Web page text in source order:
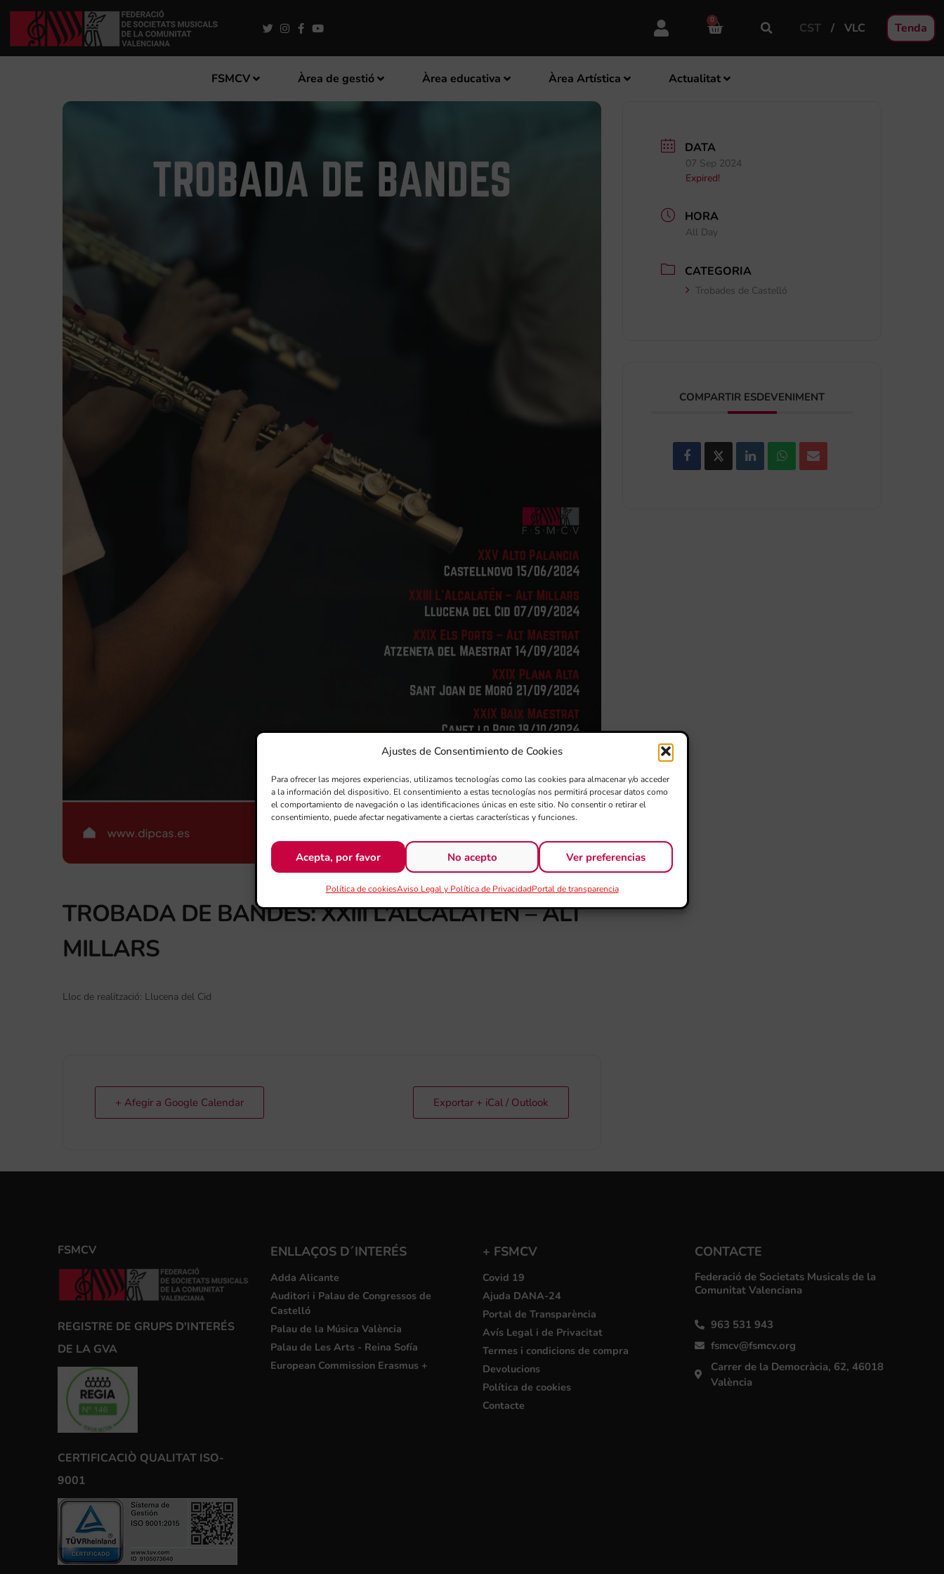
Ajustes de Consentimiento de Cookies
Para ofrecer las mejores experiencias, utilizamos tecnologías como las cookies para almacenar y/o acceder
a la información del dispositivo. El consentimiento a estas tecnologías nos permitirá procesar datos como
el comportamiento de navegación o las identificaciones únicas en este sitio. No consentir o retirar el
consentimiento, puede afectar negativamente a ciertas características y funciones.
Acepta, por favor No acepto Ver preferencias
Política de cookiesAviso Legal y Política de PrivacidadPortal de transparencia
0
CST VLC Tenda
FSMCV Àrea de gestió Àrea educativa Àrea Artística Actualitat
TROBADA DE BANDES: XXIII L’ALCALATÉN – ALT
MILLARS
Lloc de realització: Llucena del Cid
+ Afegir a Google Calendar Exportar + iCal / Outlook
DATA
07 Sep 2024
Expired!
HORA
All Day
CATEGORIA
Trobades de Castelló
COMPARTIR ESDEVENIMENT
FSMCV
REGISTRE DE GRUPS D'INTERÉS
DE LA GVA
CERTIFICACIÒ QUALITAT ISO-
9001
ENLLAÇOS D´INTERÉS
Adda Alicante
Auditori i Palau de Congressos de
Castelló
Palau de la Música València
Palau de Les Arts - Reina Sofía
European Commission Erasmus +
+ FSMCV
Covid 19
Ajuda DANA-24
Portal de Transparència
Avís Legal i de Privacitat
Termes i condicions de compra
Devolucions
Política de cookies
Contacte
CONTACTE
Federació de Societats Musicals de la
Comunitat Valenciana
963 531 943
fsmcv@fsmcv.org
Carrer de la Democràcia, 62, 46018
València